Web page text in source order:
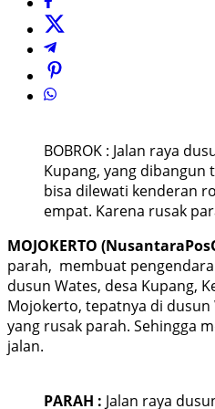
BOBROK : Jalan raya
Kupang, yang dibangun
bisa dilewati kenderan
empat. Karena rusak
MOJOKERTO
parah, membuat
dusun Wates, desa Kupang,
Mojokerto, tepatnya di dusun
yang rusak parah. Sehingga
jalan.
PARAH : Jalan raya